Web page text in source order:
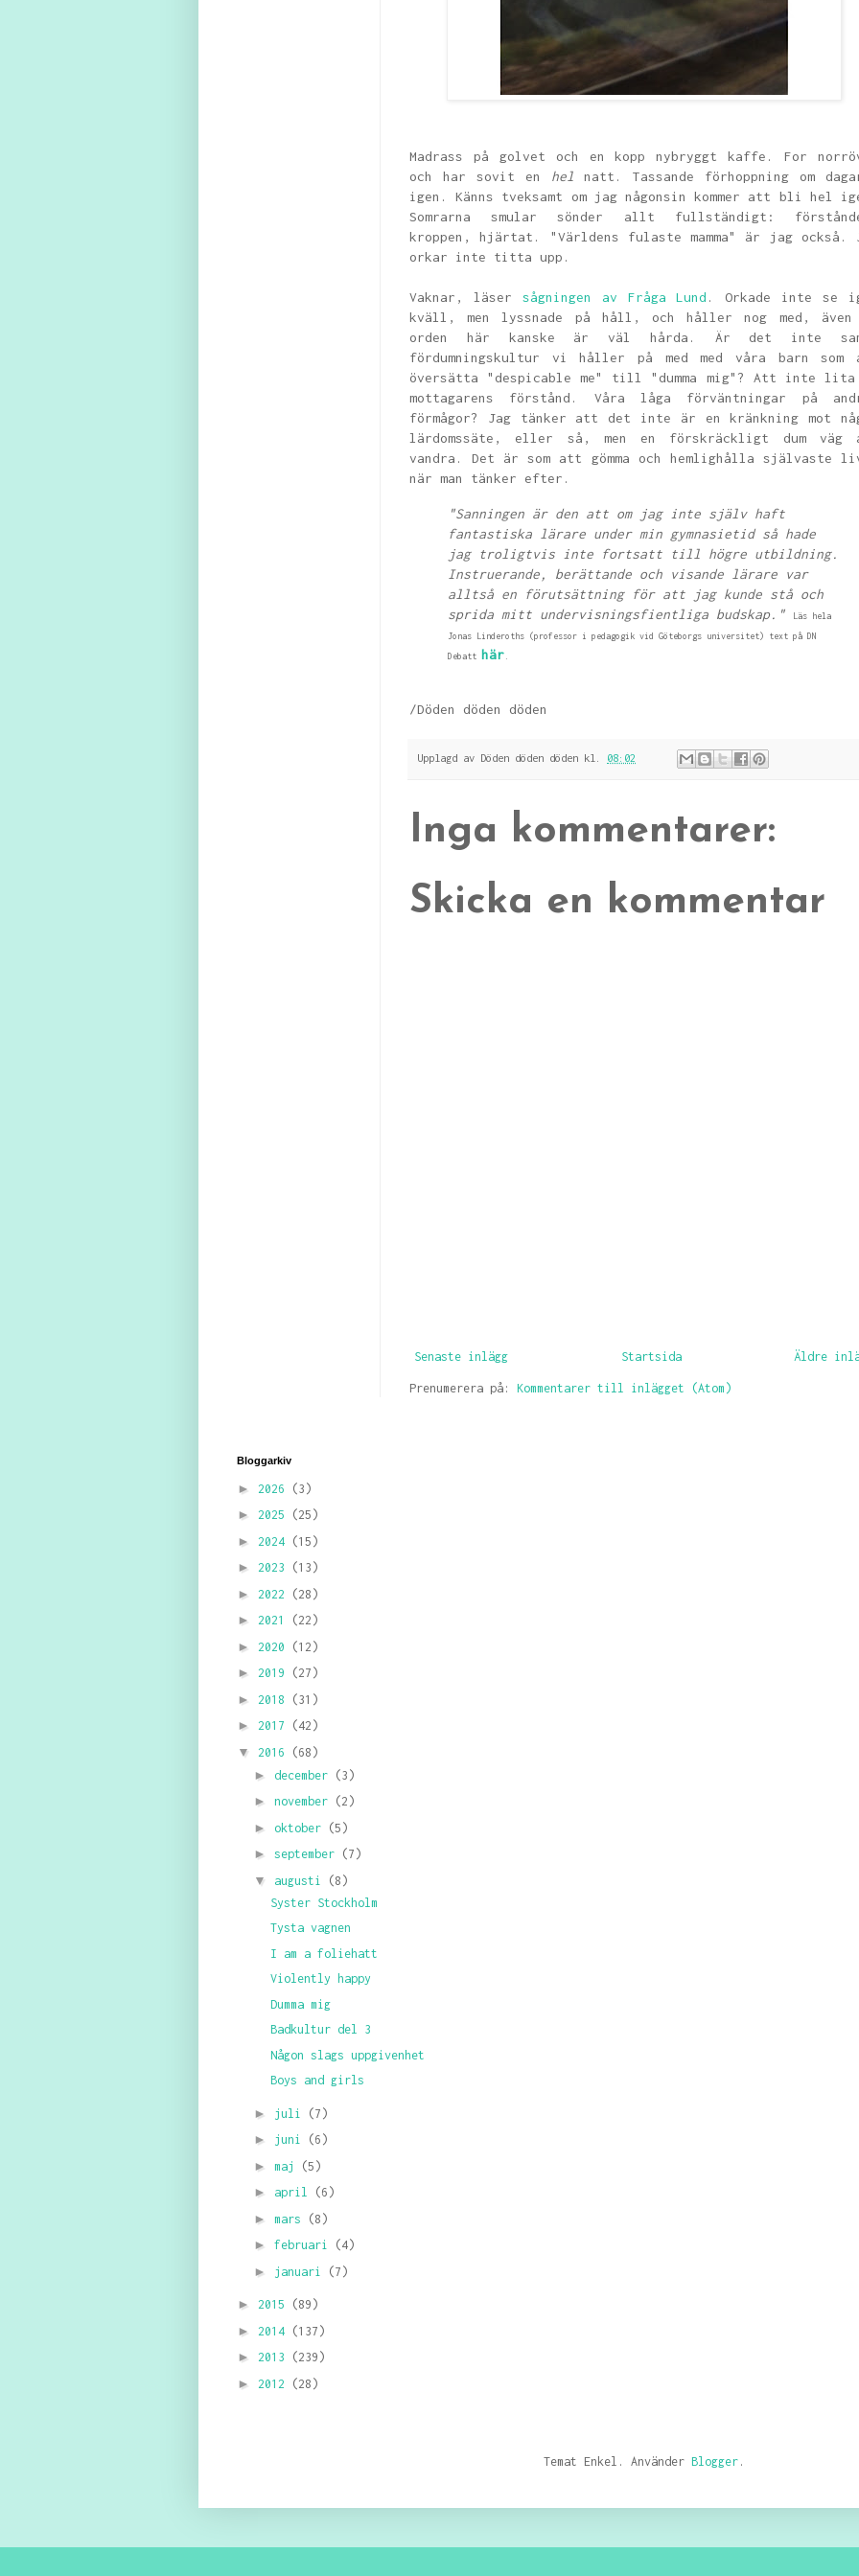
Madrass på golvet och en kopp nybryggt kaffe. For
och har sovit en hel natt. Tassande förhoppning om
igen. Känns tveksamt om jag någonsin kommer att bli hel
Somrarna smular sönder allt fullständigt:
kroppen, hjärtat. "Världens fulaste mamma" är jag också.
orkar inte titta upp.
Vaknar, läser sågningen av Fråga Lund . Orkade inte se
kväll, men lyssnade på håll, och håller nog med, även
orden här kanske är väl hårda. Är det inte
fördumningskultur vi håller på med med våra barn som
översätta "despicable me" till "dumma mig"? Att inte lita
mottagarens förstånd. Våra låga förväntningar på
förmågor? Jag tänker att det inte är en kränkning mot
lärdomssäte, eller så, men en förskräckligt dum väg
vandra. Det är som att gömma och hemlighålla självaste
när man tänker efter.
"Sanningen är den att om jag inte själv haft
fantastiska lärare under min gymnasietid så hade
jag troligtvis inte fortsatt till högre utbildning.
Instruerande, berättande och visande lärare var
alltså en förutsättning för att jag kunde stå och
sprida mitt undervisningsfientliga budskap."
Läs hela
Jonas Linderoths (professor i pedagogik vid Göteborgs universitet) text på DN
Debatt här
/Döden döden döden
Upplagd av Döden döden döden kl. 08:02
Inga kommentarer:
Skicka en kommentar
Senaste inlägg Äldre
Startsida
Prenumerera på: Kommentarer till inlägget (Atom)
Bloggarkiv
► 2026 (3)
► 2025 (25)
► 2024 (15)
► 2023 (13)
► 2022 (28)
► 2021 (22)
► 2020 (12)
► 2019 (27)
► 2018 (31)
► 2017 (42)
▼ 2016 (68)
► december (3)
► november (2)
► oktober (5)
► september (7)
▼ augusti
(8)
Syster Stockholm
Tysta vagnen
I am a foliehatt
Violently happy
Dumma mig
Badkultur del 3
Någon slags uppgivenhet
Boys and girls
► juli (7)
► juni (6)
► maj (5)
► april (6)
► mars (8)
► februari (4)
► januari (7)
► 2015 (89)
► 2014 (137)
► 2013 (239)
► 2012 (28)
Temat Enkel. Använder Blogger .